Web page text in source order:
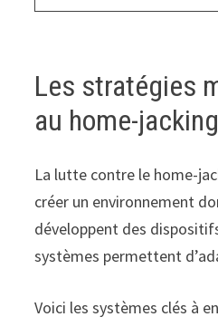
Les stratégies
au home-jacking
La lutte contre le home-
créer un environnement
développent des
systèmes permettent
Voici les systèmes clés à